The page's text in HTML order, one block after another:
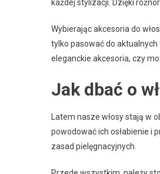
każdej stylizacji. Dzięki
Wybierając akcesoria do
tylko pasować do
eleganckie akcesoria, czy
Jak dbać o
Latem nasze włosy stają w
powodować ich osłabienie i
zasad pielęgnacyjnych.